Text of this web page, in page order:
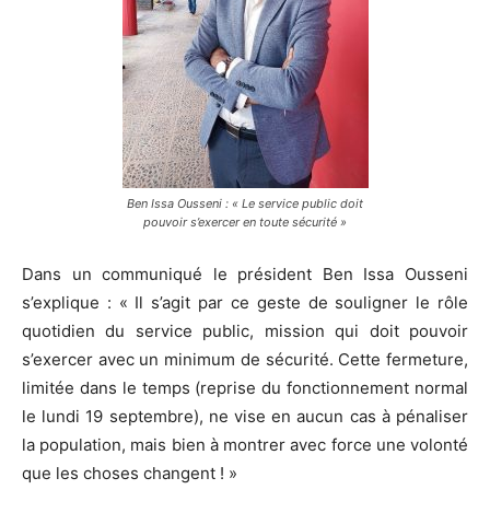
Ben Issa Ousseni : « Le service public doit
pouvoir s’exercer en toute sécurité »
Dans un communiqué le président Ben Issa Ousseni
s’explique : « Il s’agit par ce geste de souligner le rôle
quotidien du service public, mission qui doit pouvoir
s’exercer avec un minimum de sécurité. Cette fermeture,
limitée dans le temps (reprise du fonctionnement normal
le lundi 19 septembre), ne vise en aucun cas à pénaliser
la population, mais bien à montrer avec force une volonté
que les choses changent ! »